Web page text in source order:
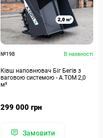
№198 В наявності
Ківш наповнювач Біг Бегів з
ваговою системою - А.ТОМ 2,0
м³
299 000 грн
Замовити